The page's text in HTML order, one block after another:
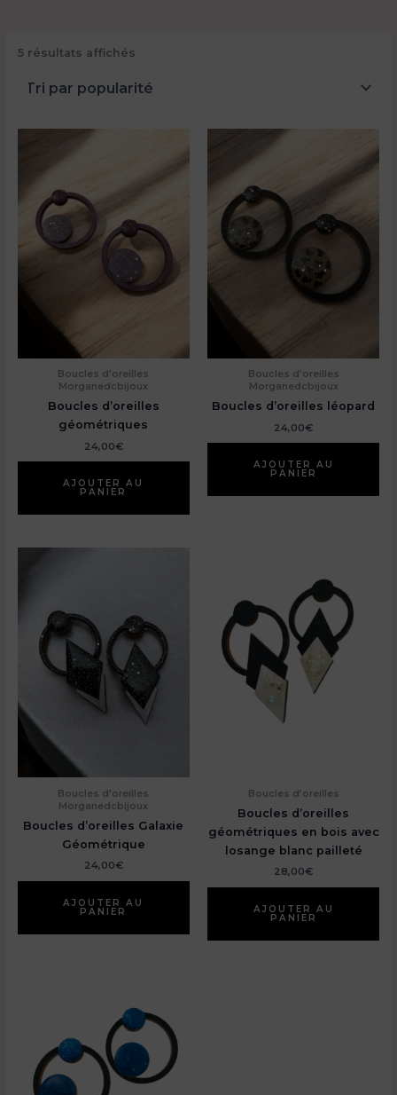
5 résultats affichésTrié
Boucles d'oreilles
Morganedcbijoux
Boucles d’oreilles
géométriques
24,00€
AJOUTER AU
PANIER
Boucles d'oreilles
Morganedcbijoux
Boucles d’oreilles léopard
24,00€
AJOUTER AU
PANIER
Boucles d'oreilles
Morganedcbijoux
Boucles d’oreilles Galaxie
Géométrique
24,00€
AJOUTER AU
PANIER
Boucles d’oreilles
Boucles d’oreilles
géométriques en bois avec
losange blanc pailleté
28,00€
AJOUTER AU
PANIER